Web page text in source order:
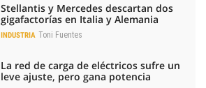
Stellantis y Mercedes descartan dos
gigafactorías en Italia y Alemania
INDUSTRIA Toni Fuentes
La red de carga de eléctricos sufre un
leve ajuste, pero gana potencia